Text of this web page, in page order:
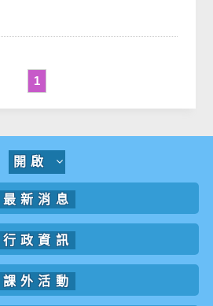
1
開啟
最新消息
行政資訊
課外活動